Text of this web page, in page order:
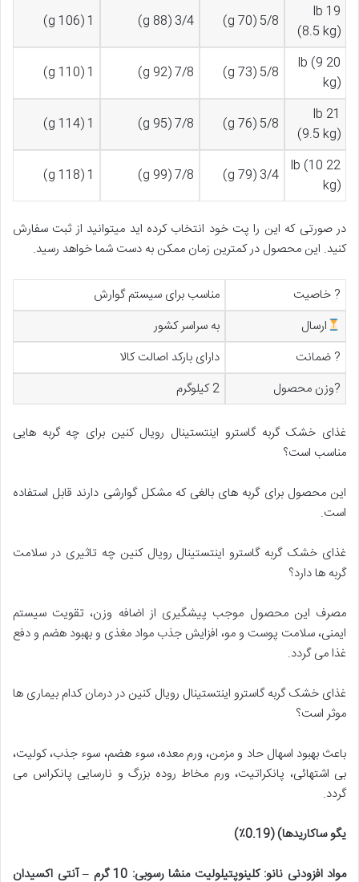
19 lb
(8.5 kg)
5/8 (70 g)
3/4 (88 g)
1 (106 g)
20 lb (9
kg)
5/8 (73 g)
7/8 (92 g)
1 (110 g)
21 lb
(9.5 kg)
5/8 (76 g)
7/8 (95 g)
1 (114 g)
22 lb (10
kg)
3/4 (79 g)
7/8 (99 g)
1 (118 g)
در صورتی که این را پت خود انتخاب کرده اید میتوانید از ثبت سفارش
کنید. این محصول در کمترین زمان ممکن به دست شما خواهد رسید.
? خاصیت
مناسب برای سیستم گوارش
ارسال
به سراسر کشور
? ضمانت
دارای بارکد اصالت کالا
?وزن محصول
2 کیلوگرم
غذای خشک گربه گاسترو اینتستینال رویال کنین برای چه گربه هایی
مناسب است؟
این محصول برای گربه های بالغی که مشکل گوارشی دارند قابل استفاده
است.
غذای خشک گربه گاسترو اینتستینال رویال کنین چه تاثیری در سلامت
گربه ها دارد؟
مصرف این محصول موجب پیشگیری از اضافه وزن، تقویت سیستم
ایمنی، سلامت پوست و مو، افزایش جذب مواد مغذی و بهبود هضم و دفع
غذا می گردد.
غذای خشک گربه گاسترو اینتستینال رویال کنین در درمان کدام بیماری ها
موثر است؟
باعث بهبود اسهال حاد و مزمن، ورم معده، سوء هضم، سوء جذب، کولیت،
بی اشتهائی، پانکراتیت، ورم مخاط روده بزرگ و نارسایی پانکراس می
گردد.
یگو ساکاریدها)(0.19٪ )
مواد افزودنی نانو: کلینوپتیلولیت منشا رسوبی: 10گرم – آنتی اکسیدان